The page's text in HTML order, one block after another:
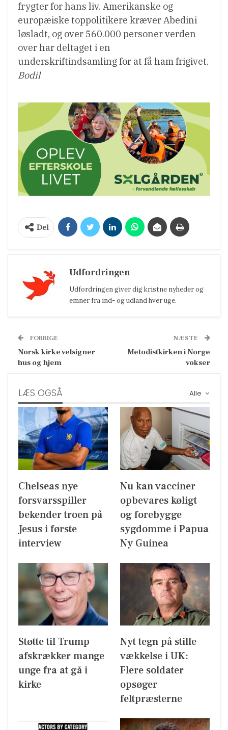
frygter for hans liv. Amerikanske og
europæiske toppolitikere kræver Abedini
løsladt, og over 560.000 personer verden
over har deltaget i en
underskriftindsamling for at få ham frigivet.
Bodil
Del
Udfordringen
Udfordringen giver dig kristne nyheder og
emner fra ind- og udland hver uge.
FORRIGE
Norsk kirke velsigner
hus og hjem
NÆSTE
Metodistkirken i Norge
vokser
Alle
LÆS OGSÅ
Chelseas nye
forsvarsspiller
bekender troen på
Jesus i første
interview
Nu kan vacciner
opbevares køligt
og forebygge
sygdomme i Papua
Ny Guinea
Støtte til Trump
afskrækker mange
unge fra at gå i
kirke
Nyt tegn på stille
vækkelse i UK:
Flere soldater
opsøger
feltpræsterne